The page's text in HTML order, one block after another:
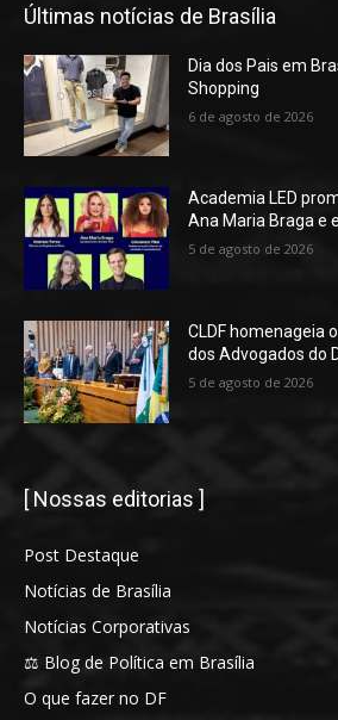
Últimas notícias de Brasília
Dia dos Pais em
Shopping
6 de agosto de 2026
Academia LED
Ana Maria Braga e
5 de agosto de 2026
CLDF homenageia
dos Advogados do
5 de agosto de 2026
[ Nossas editorias ]
Post Destaque
Notícias de Brasília
Notícias Corporativas
⚖️ Blog de Política em Brasília
O que fazer no DF